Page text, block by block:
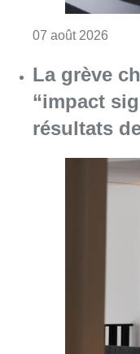
07 août 2026
La grève
“impact
résultats